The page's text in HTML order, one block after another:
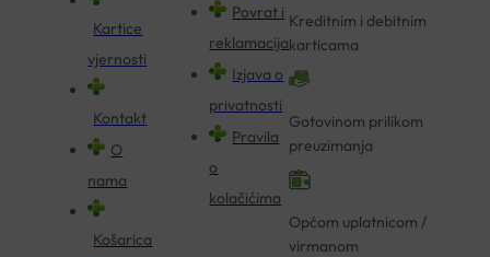
Kartice
vjernosti
Kontakt
O
nama
Košarica
Povrat i
reklamacija
Izjava o
privatnosti
Pravila
o
kolačićima
Kreditnim i debitnim
karticama
Gotovinom prilikom
preuzimanja
Općom uplatnicom /
virmanom